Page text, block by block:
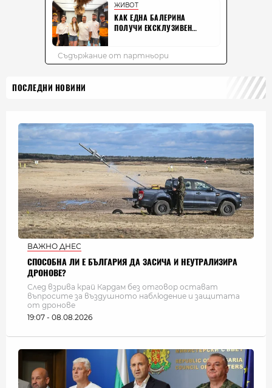
ПОСЛЕДНИ НОВИНИ
ВАЖНО ДНЕС
СПОСОБНА ЛИ Е БЪЛГАРИЯ ДА ЗАСИЧА И НЕУТРАЛИЗИРА
ДРОНОВЕ?
След взрива край Кардам без отговор остават
въпросите за въздушното наблюдение и защитата
от дронове
19:07 - 08.08.2026